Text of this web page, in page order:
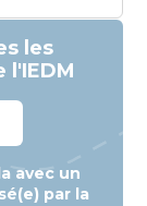
les
avec un
par la